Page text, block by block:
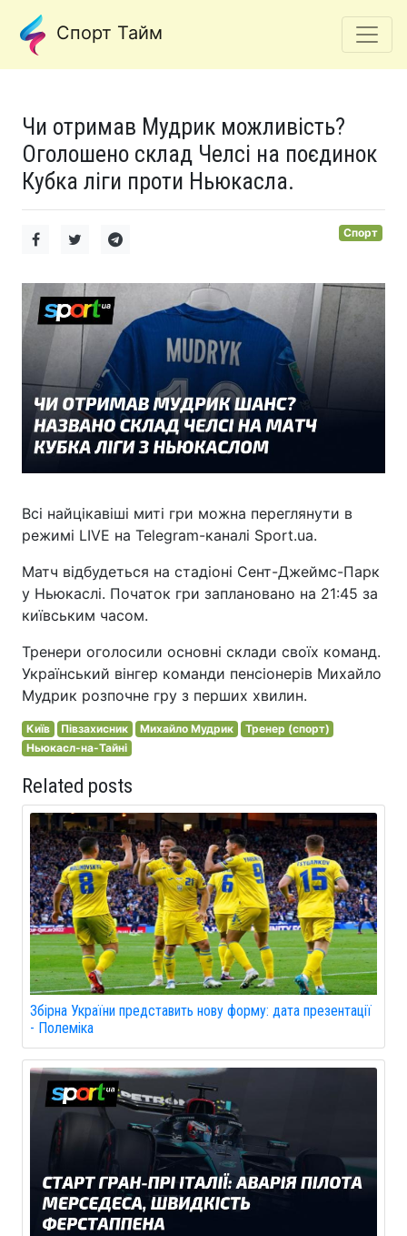
Спорт Тайм
Чи отримав Мудрик можливість?
Оголошено склад Челсі на поєдинок
Кубка ліги проти Ньюкасла.
Спорт
Всі найцікавіші миті гри можна переглянути в
режимі LIVE на Telegram-каналі Sport.ua.
Матч відбудеться на стадіоні Сент-Джеймс-Парк
у Ньюкаслі. Початок гри заплановано на 21:45 за
київським часом.
Тренери оголосили основні склади своїх команд.
Український вінгер команди пенсіонерів Михайло
Мудрик розпочне гру з перших хвилин.
Київ Півзахисник Михайло Мудрик
Тренер (спорт)
Ньюкасл-на-Тайні
Related posts
Збірна України представить нову форму: дата презентації
- Полеміка